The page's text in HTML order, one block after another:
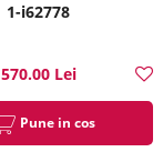
1-i62778
570.00 Lei
Pune in cos